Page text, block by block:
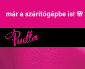
tartalomhoz
is! 🌸
o
s
á